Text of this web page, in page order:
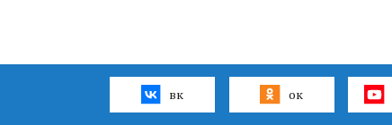
вк ок